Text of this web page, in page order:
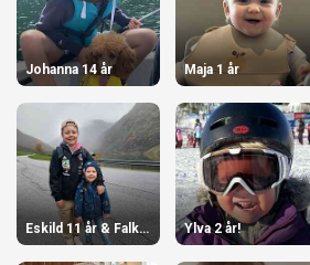
Johanna 14 år Maja 1 år
Eskild 11 år & Falk 6 år Ylva 2 år!